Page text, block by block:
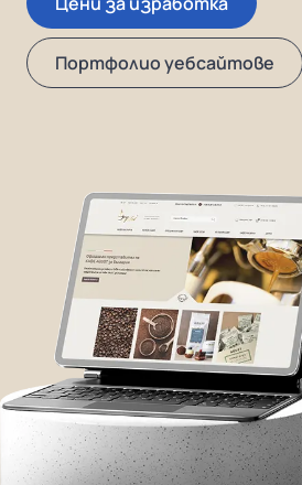
Портфолио уебсайтове